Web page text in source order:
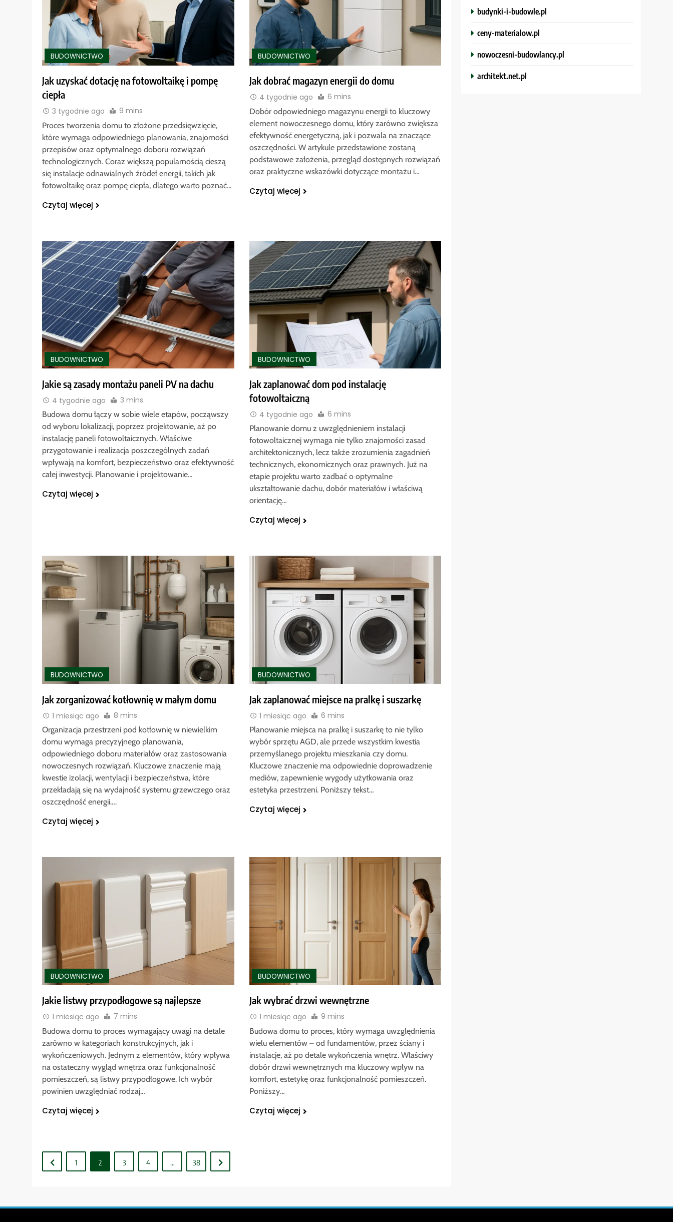
BUDOWNICTWO
Jak uzyskać dotację na fotowoltaikę i pompę
ciepła
3 tygodnie ago 9 mins
Proces tworzenia domu to złożone przedsięwzięcie,
które wymaga odpowiedniego planowania, znajomości
przepisów oraz optymalnego doboru rozwiązań
technologicznych. Coraz większą popularnością cieszą
się instalacje odnawialnych źródeł energii, takich jak
fotowoltaikę oraz pompę ciepła, dlatego warto poznać…
Czytaj więcej
BUDOWNICTWO
Jak dobrać magazyn energii do domu
4 tygodnie ago 6 mins
Dobór odpowiedniego magazynu energii to kluczowy
element nowoczesnego domu, który zarówno zwiększa
efektywność energetyczną, jak i pozwala na znaczące
oszczędności. W artykule przedstawione zostaną
podstawowe założenia, przegląd dostępnych rozwiązań
oraz praktyczne wskazówki dotyczące montażu i…
Czytaj więcej
BUDOWNICTWO
Jakie są zasady montażu paneli PV na dachu
4 tygodnie ago 3 mins
Budowa domu łączy w sobie wiele etapów, począwszy
od wyboru lokalizacji, poprzez projektowanie, aż po
instalację paneli fotowoltaicznych. Właściwe
przygotowanie i realizacja poszczególnych zadań
wpływają na komfort, bezpieczeństwo oraz efektywność
całej inwestycji. Planowanie i projektowanie…
Czytaj więcej
BUDOWNICTWO
Jak zaplanować dom pod instalację
fotowoltaiczną
4 tygodnie ago 6 mins
Planowanie domu z uwzględnieniem instalacji
fotowoltaicznej wymaga nie tylko znajomości zasad
architektonicznych, lecz także zrozumienia zagadnień
technicznych, ekonomicznych oraz prawnych. Już na
etapie projektu warto zadbać o optymalne
ukształtowanie dachu, dobór materiałów i właściwą
orientację…
Czytaj więcej
BUDOWNICTWO
Jak zorganizować kotłownię w małym domu
1 miesiąc ago 8 mins
Organizacja przestrzeni pod kotłownię w niewielkim
domu wymaga precyzyjnego planowania,
odpowiedniego doboru materiałów oraz zastosowania
nowoczesnych rozwiązań. Kluczowe znaczenie mają
kwestie izolacji, wentylacji i bezpieczeństwa, które
przekładają się na wydajność systemu grzewczego oraz
oszczędność energii….
Czytaj więcej
BUDOWNICTWO
Jak zaplanować miejsce na pralkę i suszarkę
1 miesiąc ago 6 mins
Planowanie miejsca na pralkę i suszarkę to nie tylko
wybór sprzętu AGD, ale przede wszystkim kwestia
przemyślanego projektu mieszkania czy domu.
Kluczowe znaczenie ma odpowiednie doprowadzenie
mediów, zapewnienie wygody użytkowania oraz
estetyka przestrzeni. Poniższy tekst…
Czytaj więcej
BUDOWNICTWO
Jakie listwy przypodłogowe są najlepsze
1 miesiąc ago 7 mins
Budowa domu to proces wymagający uwagi na detale
zarówno w kategoriach konstrukcyjnych, jak i
wykończeniowych. Jednym z elementów, który wpływa
na ostateczny wygląd wnętrza oraz funkcjonalność
pomieszczeń, są listwy przypodłogowe. Ich wybór
powinien uwzględniać rodzaj…
Czytaj więcej
BUDOWNICTWO
Jak wybrać drzwi wewnętrzne
1 miesiąc ago 9 mins
Budowa domu to proces, który wymaga uwzględnienia
wielu elementów – od fundamentów, przez ściany i
instalacje, aż po detale wykończenia wnętrz. Właściwy
dobór drzwi wewnętrznych ma kluczowy wpływ na
komfort, estetykę oraz funkcjonalność pomieszczeń.
Poniższy…
Czytaj więcej
1 2 3 4 … 38
budynki-i-budowle.pl
ceny-materialow.pl
nowoczesni-budowlancy.pl
architekt.net.pl